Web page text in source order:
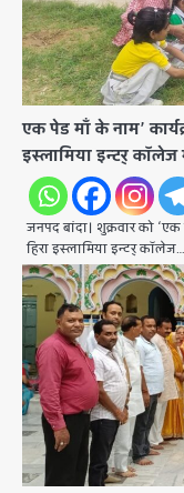
एक पेड माँ के नाम’
इस्लामिया इन्टर्
जनपद बांदा। शुक्रवार को
हिरा इस्लामिया इन्टर् कॉलेज…